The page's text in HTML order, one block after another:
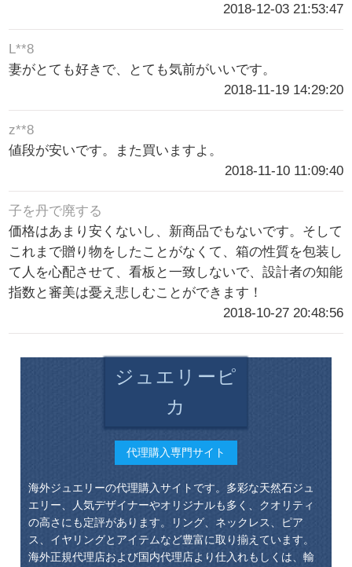
2018-12-03 21:53:47
L**8
妻がとても好きで、とても気前がいいです。
2018-11-19 14:29:20
z**8
値段が安いです。また買いますよ。
2018-11-10 11:09:40
子を丹で廃する
価格はあまり安くないし、新商品でもないです。そして
これまで贈り物をしたことがなくて、箱の性質を包装し
て人を心配させて、看板と一致しないで、設計者の知能
指数と審美は憂え悲しむことができます！
2018-10-27 20:48:56
ジュエリーピ
カ
代理購入専門サイト
海外ジュエリーの代理購入サイトです。多彩な天然石ジュ
エリー、人気デザイナーやオリジナルも多く、クオリティ
の高さにも定評があります。リング、ネックレス、ピア
ス、イヤリングとアイテムなど豊富に取り揃えています。
海外正規代理店および国内代理店より仕入れもしくは、輸